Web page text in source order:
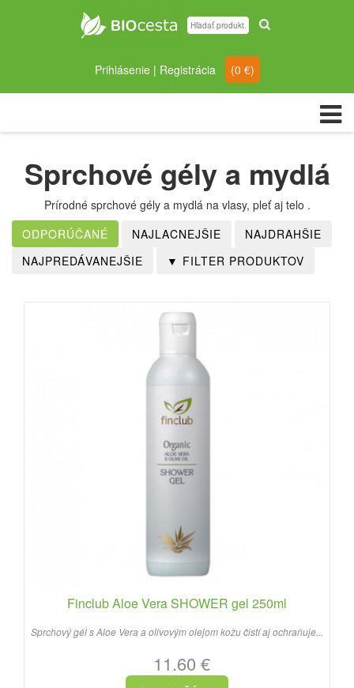
Prihlásenie| Registrácia (0 €)
Sprchové gély a mydlá
Prírodné sprchové gély a mydlá na vlasy, pleť aj telo .
Finclub Aloe Vera SHOWER gel 250ml
Sprchový gél s Aloe Vera a olivovým olejom kožu čistí aj ochraňuje...
11.60 €